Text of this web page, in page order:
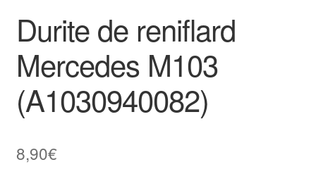
Durite de reniflard
Mercedes M103
(A1030940082)
8,90€